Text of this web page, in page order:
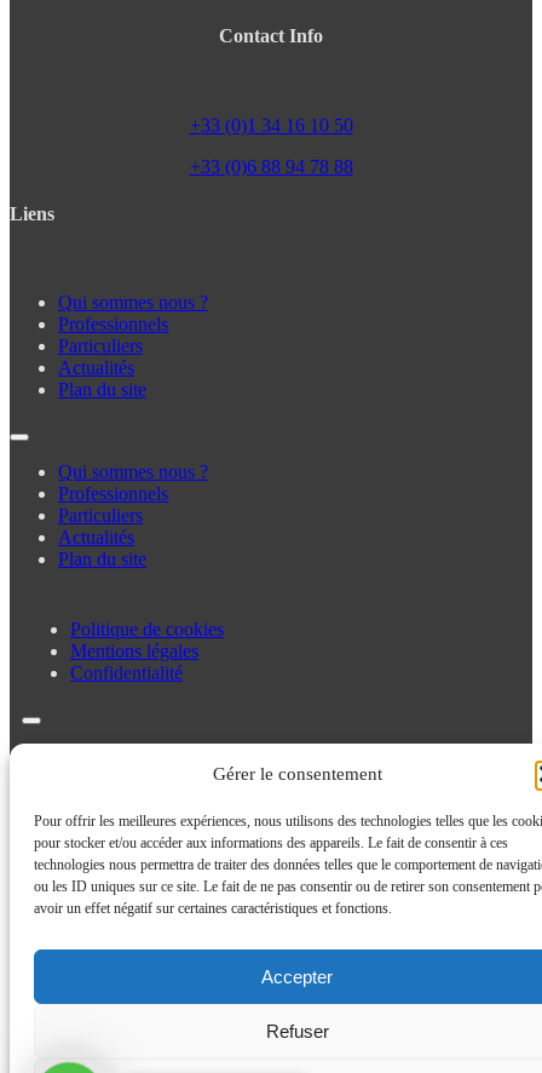
Gérer le consentement
Pour offrir les meilleures expériences, nous utilisons des technologies telles que les
pour stocker et/ou accéder aux informations des appareils. Le fait de consentir à ces
technologies nous permettra de traiter des données telles que le comportement de
ou les ID uniques sur ce site. Le fait de ne pas consentir ou de retirer son consentement
avoir un effet négatif sur certaines caractéristiques et fonctions.
Accepter
Refuser
Contact Info
+33 (0)1 34 16 10 50
+33 (0)6 88 94 78 88
Liens
Qui sommes nous ?
Professionnels
Particuliers
Actualités
Plan du site
Qui sommes nous ?
Professionnels
Particuliers
Actualités
Plan du site
Politique de cookies
Mentions légales
Confidentialité